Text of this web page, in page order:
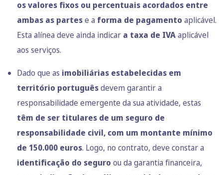
os valores fixos ou percentuais acordados entre
ambas as partese a forma de pagamento aplicável.
Esta alínea deve ainda indicar a taxa de IVAaplicável
aos serviços.
Dado que as imobiliárias estabelecidas em
território portuguêsdevem garantir a
responsabilidade emergente da sua atividade, estas
têm de ser titulares de um seguro de
responsabilidade civil, com um montante mínimo
de 150.000 euros. Logo, no contrato, deve constar a
identificação do seguro ou da garantia financeira,